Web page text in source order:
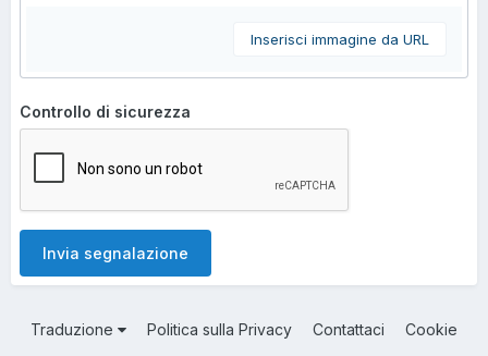
Inserisci immagine da URL
Controllo di sicurezza
Invia segnalazione
Traduzione Politica sulla Privacy Contattaci Cookie